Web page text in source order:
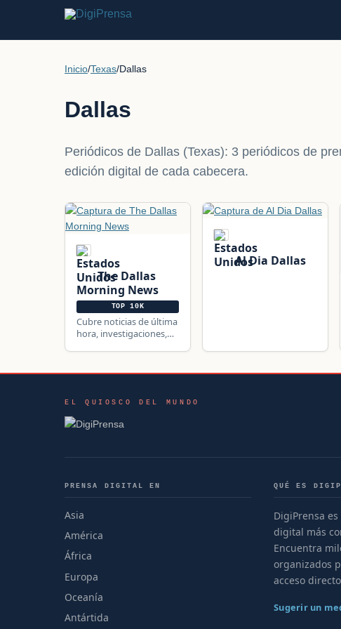
Inicio/Texas/Dallas
Dallas
Periódicos de Dallas (Texas): 3 periódicos de
edición digital de cada cabecera.
The Dallas
Morning News
TOP 10K
Cubre noticias de última
hora, investigaciones,
Al Dia Dallas
EL QUIOSCO DEL MUNDO
PRENSA DIGITAL EN
Asia
América
África
Europa
Oceanía
Antártida
QUÉ ES
DigiPrensa
digital más
Encuentra
organizados
acceso
Sugerir un